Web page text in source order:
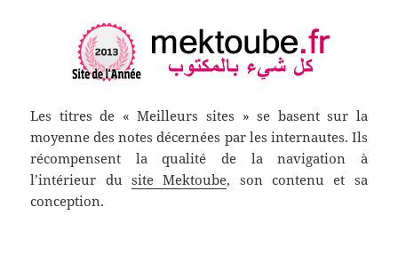
Les titres de « Meilleurs sites » se basent sur la
moyenne des notes décernées par les internautes. Ils
récompensent la qualité de la navigation à
l’intérieur dusite Mektoube, son contenu et sa
conception.